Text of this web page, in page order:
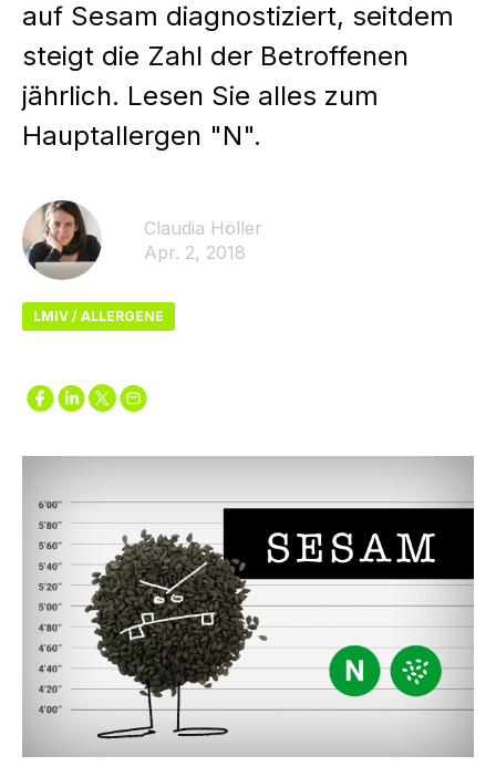
auf Sesam diagnostiziert, seitdem
steigt die Zahl der Betroffenen
jährlich. Lesen Sie alles zum
Hauptallergen "N".
Claudia Höller
Apr. 2, 2018
LMIV / ALLERGENE